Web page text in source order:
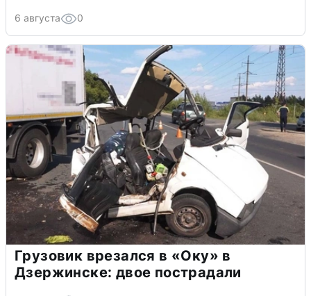
6 августа 0
Грузовик врезался в «Оку» в
Дзержинске: двое пострадали